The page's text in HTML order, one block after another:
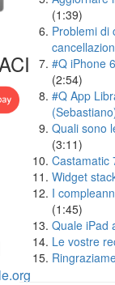
(1:39)
Problemi di
#Q iPhone
(2:54)
#Q App
Quali sono
(3:11)
Castamatic
Widget
I
(1:45)
Quale iPad
Le vostre